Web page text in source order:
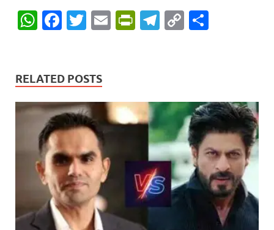
W
s
A
p
p
F
b
o
o
k
T
er
E
P
ie
n
dl
y
T
a
m
C
Li
n
k
RELATED POSTS